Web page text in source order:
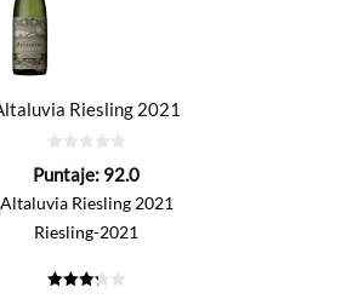
Riesling 2021
de
Puntaje: 92.0
Altaluvia Riesling 2021
Riesling-2021